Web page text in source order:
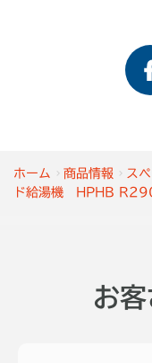
ホーム 商品情報 ス
ド給湯機 HPHB
お